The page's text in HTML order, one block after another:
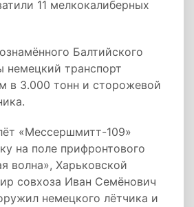
11 мелкокалиберных
Балтийского
немецкий транспорт
в 3.000 тонн и сторожевой
«Мессершмитт-109»
на поле прифронтового
волна», Харьковской
совхоза Иван Семёнович
немецкого лётчика и